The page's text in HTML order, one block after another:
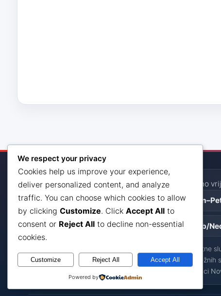
Kontakt
ADRESA
Maršala Tita 53, Mostar
TELEFON
+387 36 551 478
EMAIL
info@zzjz.ba
Radno
Sub/
Za hitne
stranici
We respect your privacy
Cookies help us improve your experience,
deliver personalized content, and analyze
traffic. You can choose which cookies to allow
by clicking Customize. Click Accept All to
consent or Reject All to decline non-essential
cookies.
Customize Reject All Accept All
Powered by